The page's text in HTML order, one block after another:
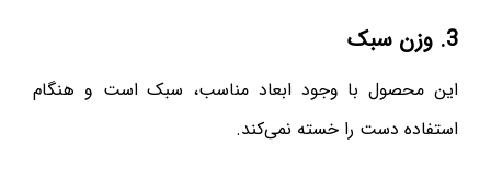
3. وزن سبک
این محصول با وجود ابعاد مناسب، سبک است و هنگام
استفاده دست را خسته نمی‌کند.